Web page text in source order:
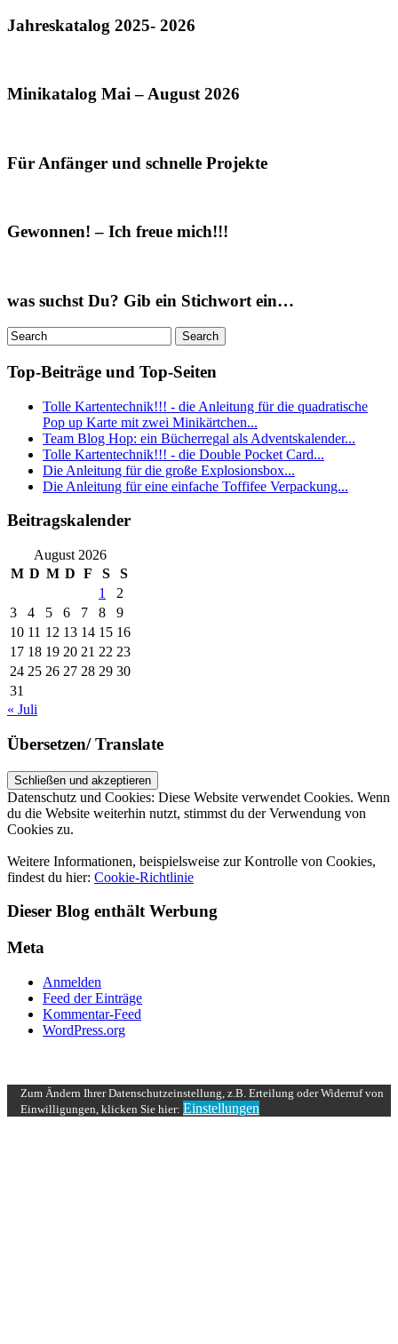
Jahreskatalog 2025- 2026
Minikatalog Mai – August 2026
Für Anfänger und schnelle Projekte
Gewonnen! – Ich freue mich!!!
was suchst Du? Gib ein Stichwort ein…
Top-Beiträge und Top-Seiten
Tolle Kartentechnik!!! - die Anleitung für die quadratische
Pop up Karte mit zwei Minikärtchen...
Team Blog Hop: ein Bücherregal als Adventskalender...
Tolle Kartentechnik!!! - die Double Pocket Card...
Die Anleitung für die große Explosionsbox...
Die Anleitung für eine einfache Toffifee Verpackung...
Beitragskalender
August 2026
M D M D F S
S
1
2
3
4 5 6 7 8
9
10 11 12 13 14 15 16
17 18 19 20 21 22 23
24 25 26 27 28 29 30
31
« Juli
Übersetzen/ Translate
Datenschutz und Cookies: Diese Website verwendet Cookies. Wenn
du die Website weiterhin nutzt, stimmst du der Verwendung von
Cookies zu.
Weitere Informationen, beispielsweise zur Kontrolle von Cookies,
findest du hier: Cookie-Richtlinie
Dieser Blog enthält Werbung
Meta
Anmelden
Feed der Einträge
Kommentar-Feed
WordPress.org
Zum Ändern Ihrer Datenschutzeinstellung, z.B. Erteilung oder Widerruf von
Einwilligungen, klicken Sie hier: Einstellungen